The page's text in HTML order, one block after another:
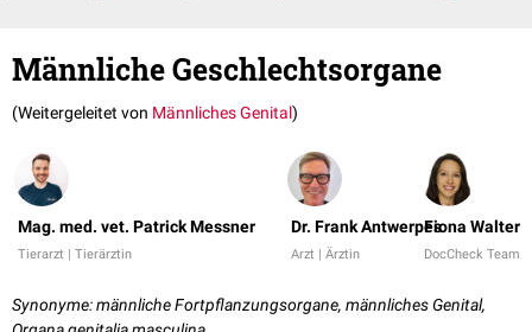
Männliche Geschlechtsorgane
(Weitergeleitet von Männliches Genital)
Mag. med. vet. Patrick Messner
Tierarzt | Tierärztin
Dr. Frank Antwerpes
Arzt | Ärztin
Fiona Walter
DocCheck Team
Synonyme: männliche Fortpflanzungsorgane, männliches Genital,